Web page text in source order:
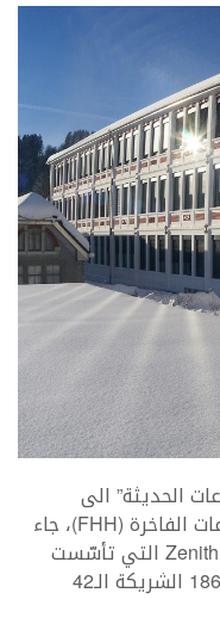
الحديثة” الى
مجموعة شركاء مؤسسة صناعة السّاعات الفاخرة (FHH)، جاء
دور Zenith للانضمام. وبالتالي، تصبح Zenith التي تأسّست
في لو لوكل (كانتون نيوشاتل) عام 1865 الشريكة الـ42